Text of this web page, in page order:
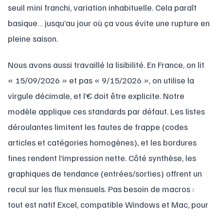
seuil mini franchi, variation inhabituelle. Cela paraît
basique… jusqu’au jour où ça vous évite une rupture en
pleine saison.
Nous avons aussi travaillé la lisibilité. En France, on lit
« 15/09/2026 » et pas « 9/15/2026 », on utilise la
virgule décimale, et l’€ doit être explicite. Notre
modèle applique ces standards par défaut. Les listes
déroulantes limitent les fautes de frappe (codes
articles et catégories homogènes), et les bordures
fines rendent l’impression nette. Côté synthèse, les
graphiques de tendance (entrées/sorties) offrent un
recul sur les flux mensuels. Pas besoin de macros :
tout est natif Excel, compatible Windows et Mac, pour